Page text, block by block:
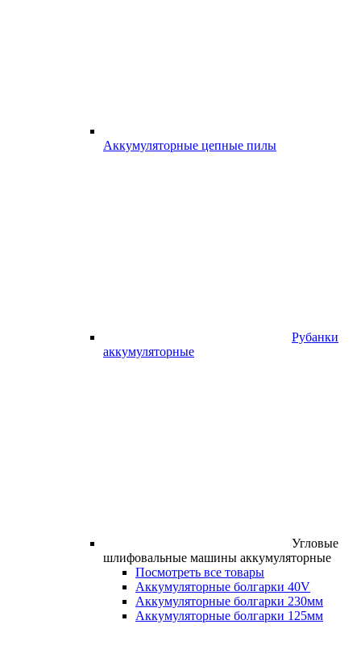
Аккумуляторные цепные пилы
Рубанки
аккумуляторные
Угловые
шлифовальные машины аккумуляторные
Посмотреть все товары
Аккумуляторные болгарки 40V
Аккумуляторные болгарки 230мм
Аккумуляторные болгарки 125мм